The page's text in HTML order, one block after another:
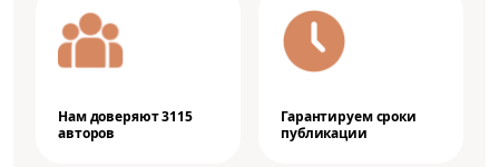
Нам доверяют 3115
авторов
Гарантируем сроки
публикации